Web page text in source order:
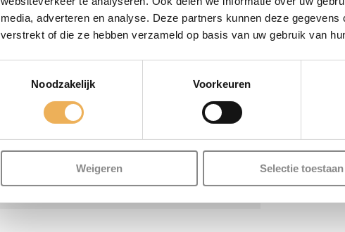
media, adverteren en analyse. Deze partners kunnen deze
verstrekt of die ze hebben verzameld op basis van uw gebruik van
Noodzakelijk
Voorkeuren
Weigeren Selectie toestaan